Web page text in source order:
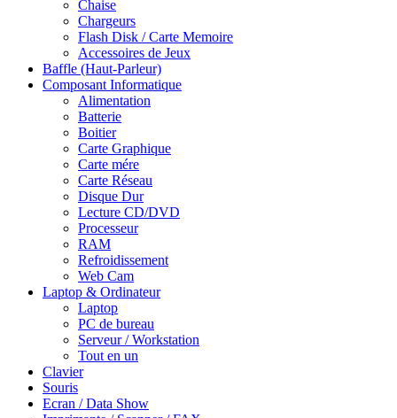
Chaise
Chargeurs
Flash Disk / Carte Memoire
Accessoires de Jeux
Baffle (Haut-Parleur)
Composant Informatique
Alimentation
Batterie
Boitier
Carte Graphique
Carte mére
Carte Réseau
Disque Dur
Lecture CD/DVD
Processeur
RAM
Refroidissement
Web Cam
Laptop & Ordinateur
Laptop
PC de bureau
Serveur / Workstation
Tout en un
Clavier
Souris
Ecran / Data Show